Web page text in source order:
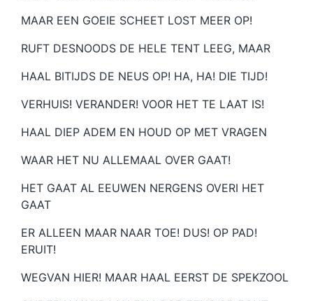
MAAR EEN GOEIE SCHEET LOST MEER OP!
RUFT DESNOODS DE HELE TENT LEEG, MAAR
HAAL BITIJDS DE NEUS OP! HA, HA! DIE TIJD!
VERHUIS! VERANDER! VOOR HET TE LAAT IS!
HAAL DIEP ADEM EN HOUD OP MET VRAGEN
WAAR HET NU ALLEMAAL OVER GAAT!
HET GAAT AL EEUWEN NERGENS OVERI HET
GAAT
ER ALLEEN MAAR NAAR TOE! DUS! OP PAD!
ERUIT!
WEGVAN HIER! MAAR HAAL EERST DE SPEKZOOL